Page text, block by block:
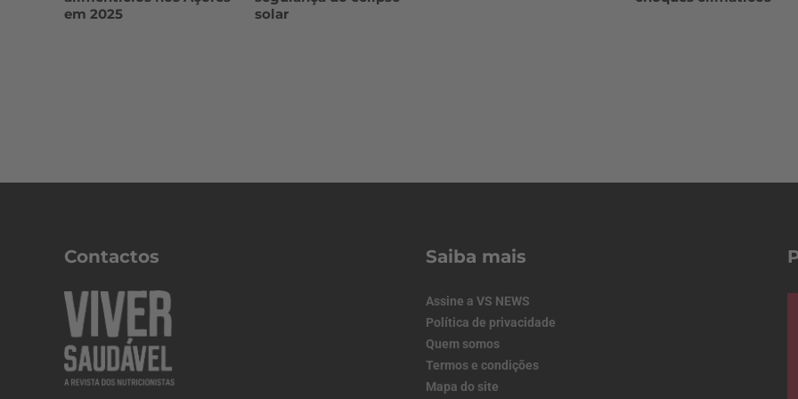
em 2025
solar
Contactos Saiba mais
Assine a VS NEWS
Política de privacidade
Quem somos
Termos e condições
Mapa do site